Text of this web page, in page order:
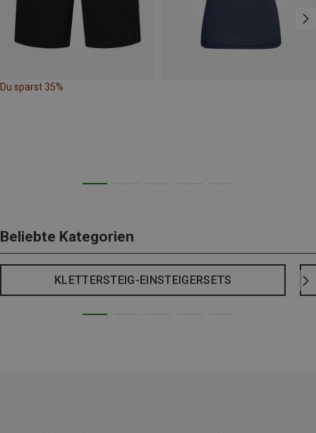
Du sparst 35%
Beliebte Kategorien
KLETTERSTEIG-EINSTEIGERSETS